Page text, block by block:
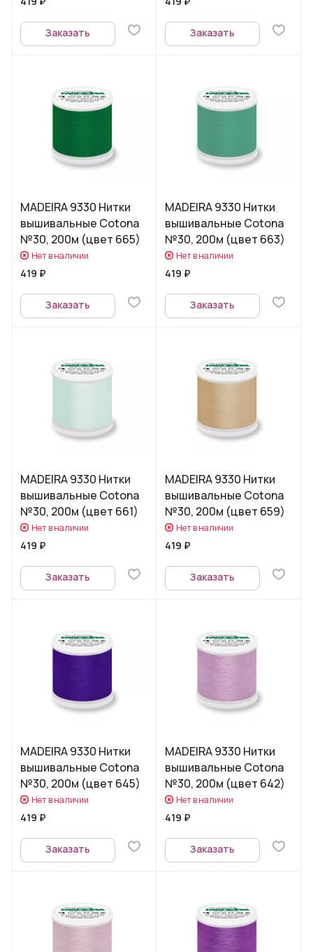
Заказать Заказать
MADEIRA 9330 Нитки
вышивальные Cotona
№30, 200м (цвет 665)
Нет в наличии
419 ₽
Заказать
MADEIRA 9330 Нитки
вышивальные Cotona
№30, 200м (цвет 663)
Нет в наличии
419 ₽
Заказать
MADEIRA 9330 Нитки
вышивальные Cotona
№30, 200м (цвет 661)
Нет в наличии
419 ₽
Заказать
MADEIRA 9330 Нитки
вышивальные Cotona
№30, 200м (цвет 659)
Нет в наличии
419 ₽
Заказать
MADEIRA 9330 Нитки
вышивальные Cotona
№30, 200м (цвет 645)
Нет в наличии
419 ₽
Заказать
MADEIRA 9330 Нитки
вышивальные Cotona
№30, 200м (цвет 642)
Нет в наличии
419 ₽
Заказать